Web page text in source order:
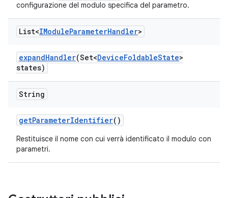
configurazione del modulo specifica del parametro.
List<IModuleParameterHandler>
expandHandler(Set<DeviceFoldableState>
states)
String
getParameterIdentifier()
Restituisce il nome con cui verrà identificato il modulo con
parametri.